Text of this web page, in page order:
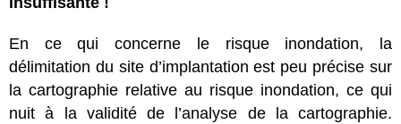
En ce qui concerne le risque inondation, la
délimitation du site d’implantation est peu précise sur
la cartographie relative au risque inondation, ce qui
nuit à la validité de l’analyse de la cartographie.